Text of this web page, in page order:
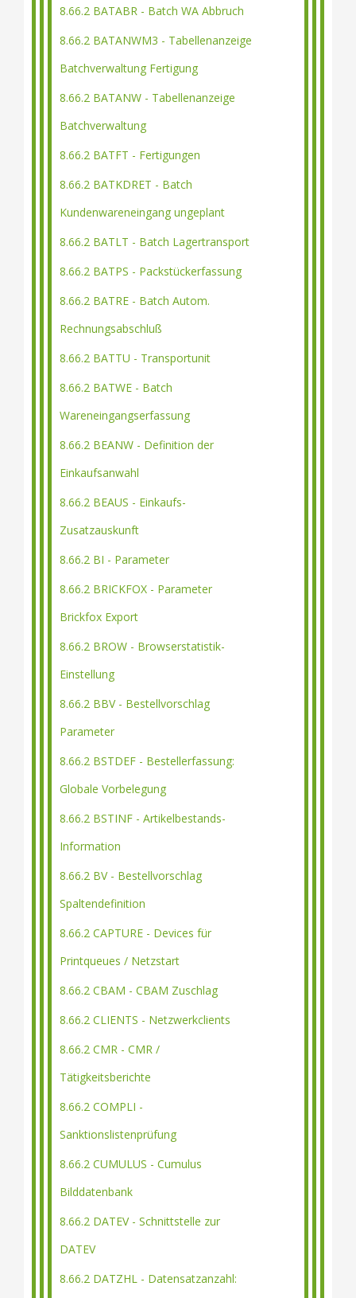
8.66.2 BATABR - Batch WA Abbruch
8.66.2 BATANWM3 - Tabellenanzeige
Batchverwaltung Fertigung
8.66.2 BATANW - Tabellenanzeige
Batchverwaltung
8.66.2 BATFT - Fertigungen
8.66.2 BATKDRET - Batch
Kundenwareneingang ungeplant
8.66.2 BATLT - Batch Lagertransport
8.66.2 BATPS - Packstückerfassung
8.66.2 BATRE - Batch Autom.
Rechnungsabschluß
8.66.2 BATTU - Transportunit
8.66.2 BATWE - Batch
Wareneingangserfassung
8.66.2 BEANW - Definition der
Einkaufsanwahl
8.66.2 BEAUS - Einkaufs-
Zusatzauskunft
8.66.2 BI - Parameter
8.66.2 BRICKFOX - Parameter
Brickfox Export
8.66.2 BROW - Browserstatistik-
Einstellung
8.66.2 BBV - Bestellvorschlag
Parameter
8.66.2 BSTDEF - Bestellerfassung:
Globale Vorbelegung
8.66.2 BSTINF - Artikelbestands-
Information
8.66.2 BV - Bestellvorschlag
Spaltendefinition
8.66.2 CAPTURE - Devices für
Printqueues / Netzstart
8.66.2 CBAM - CBAM Zuschlag
8.66.2 CLIENTS - Netzwerkclients
8.66.2 CMR - CMR /
Tätigkeitsberichte
8.66.2 COMPLI -
Sanktionslistenprüfung
8.66.2 CUMULUS - Cumulus
Bilddatenbank
8.66.2 DATEV - Schnittstelle zur
DATEV
8.66.2 DATZHL - Datensatzanzahl: